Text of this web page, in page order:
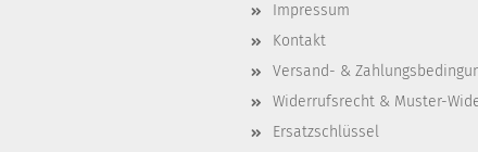
Impressum
Kontakt
Versand- &
Widerrufsrecht & Muster-
Ersatzschlüssel